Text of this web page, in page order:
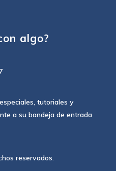
algo?
tutoriales y
a su bandeja de entrada
reservados.